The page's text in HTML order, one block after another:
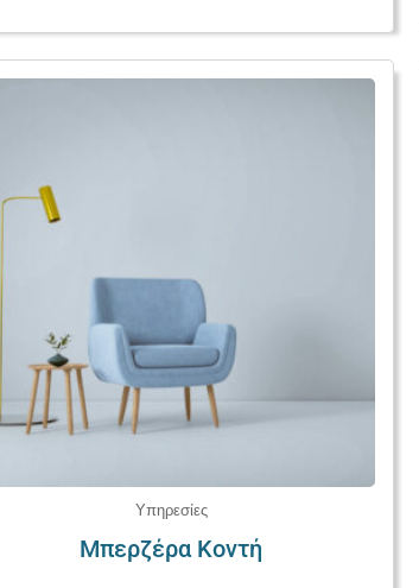
Υπηρεσίες
Μπερζέρα Κοντή